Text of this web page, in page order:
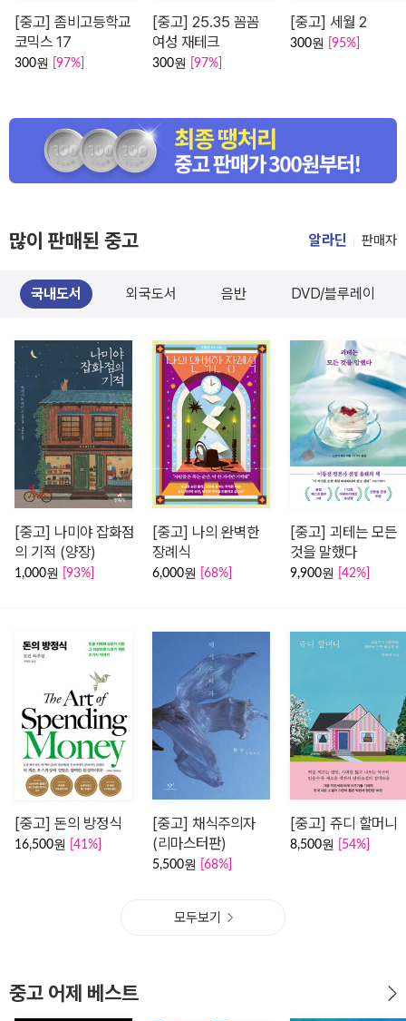
[중고] 좀비고등학교
코믹스 17
300원 [97%]
[중고] 25.35 꼼꼼
여성 재테크
300원 [97%]
[중고] 세월 2
300원 [95%]
많이 판매된 중고 알라딘 판매자
국내도서 외국도서 음반 DVD/블루레이
[중고] 나미야 잡화점
의 기적 (양장)
1,000원 [93%]
[중고] 돈의 방정식
16,500원 [41%]
[중고] 나의 완벽한
장례식
6,000원 [68%]
[중고] 채식주의자
(리마스터판)
5,500원 [68%]
[중고] 괴테는 모든
것을 말했다
9,900원 [42%]
[중고] 쥬디 할머니
8,500원 [54%]
모두보기
중고 어제 베스트